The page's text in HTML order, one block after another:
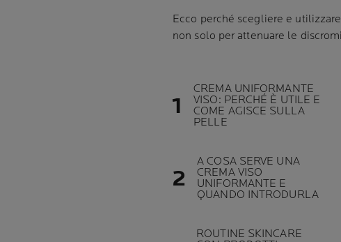
Ecco perché scegliere e utilizzare
non solo per attenuare le
CREMA UNIFORMANTE
VISO: PERCHÉ È UTILE E
COME AGISCE SULLA
PELLE
A COSA SERVE UNA
CREMA VISO
UNIFORMANTE E
QUANDO INTRODURLA
ROUTINE SKINCARE